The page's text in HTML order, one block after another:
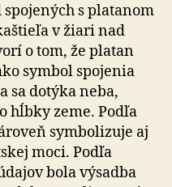
s platanom
v žiari nad
o tom, že platan
symbol spojenia
sa dotýka neba,
hĺbky zeme. Podľa
symbolizuje aj
moci. Podľa
bola výsadba